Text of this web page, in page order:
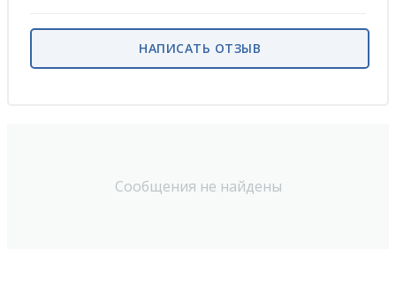
Сообщения не найдены
НАПИСАТЬ ОТЗЫВ